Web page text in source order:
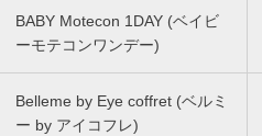
BABY Motecon 1DAY (ベイビ
ーモテコンワンデー)
Belleme by Eye coffret (ベルミ
ー by アイコフレ)